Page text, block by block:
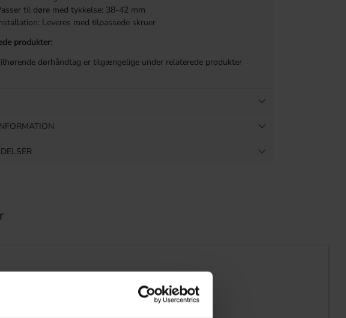
til døre med tykkelse: 38-42 mm
Leveres med tilpassede skruer
produkter:
dørhåndtag er tilgængelige under relaterede produkter